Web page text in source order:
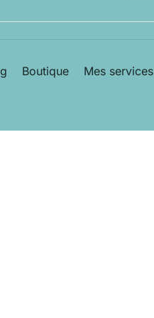
Boutique Mes services